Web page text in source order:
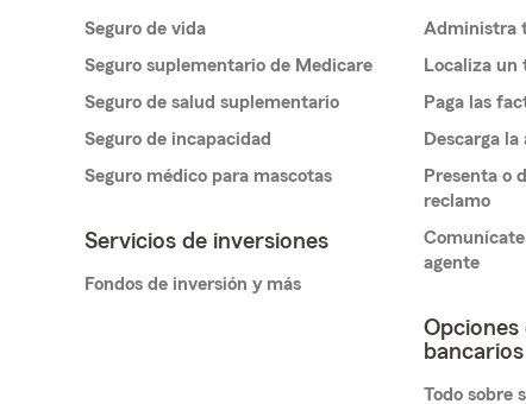
Seguro de vida
Seguro suplementario de Medicare
Seguro de salud suplementario
Seguro de incapacidad
Seguro médico para mascotas
Servicios de inversiones
Fondos de inversión y más
Administra
Localiza un
Paga las
Descarga
Presenta o
reclamo
agente
Opciones
bancarios
Todo sobre